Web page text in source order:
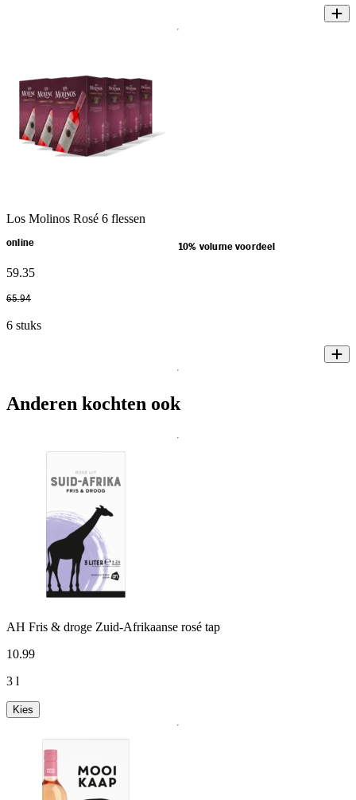
Los Molinos Rosé 6 flessen
online 10% volume voordeel
59.35
65.94
6 stuks
Anderen kochten ook
AH Fris & droge Zuid-Afrikaanse rosé tap
10.99
3 l
Kies